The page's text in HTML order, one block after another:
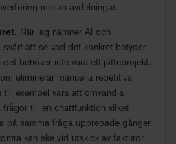
mellan avdelningar.
När jag nämner AI och
att se vad det konkret betyder
behöver inte vara ett jätteprojekt.
eliminerar manuella repetitiva
exempel vara att omvandla
till en chattfunktion vilket
på samma fråga upprepade gånger.
kan ske vid utskick av fakturor,